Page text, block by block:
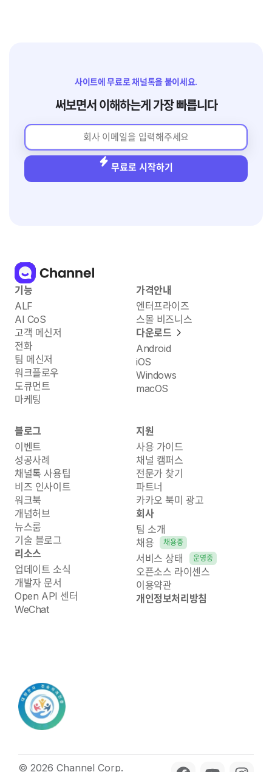
사이트에 무료로 채널톡을 붙이세요.
써보면서 이해하는게 가장 빠릅니다
무료로 시작하기
기능
ALF
AI CoS
고객 메신저
전화
팀 메신저
워크플로우
도큐먼트
마케팅
가격안내
엔터프라이즈
스몰 비즈니스
다운로드
Android
iOS
Windows
macOS
블로그
이벤트
성공사례
채널톡 사용팁
비즈 인사이트
워크북
개념허브
뉴스룸
기술 블로그
리소스
업데이트 소식
개발자 문서
Open API 센터
WeChat
지원
사용 가이드
채널 캠퍼스
전문가 찾기
파트너
카카오 북미 광고
회사
팀 소개
채용
채용중
서비스 상태 운영중
오픈소스 라이센스
이용약관
개인정보처리방침
© 2026 Channel Corp.